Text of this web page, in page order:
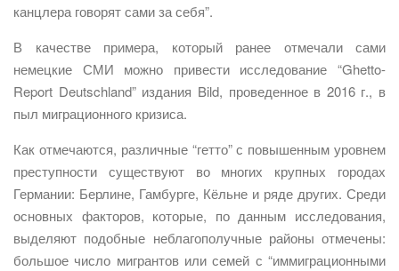
канцлера говорят сами за себя”.
В качестве примера, который ранее отмечали сами
немецкие СМИ можно привести исследование “Ghetto-
Report Deutschland” издания Bild, проведенное в 2016 г., в
пыл миграционного кризиса.
Как отмечаются, различные “гетто” с повышенным уровнем
преступности существуют во многих крупных городах
Германии: Берлине, Гамбурге, Кёльне и ряде других. Среди
основных факторов, которые, по данным исследования,
выделяют подобные неблагополучные районы отмечены:
большое число мигрантов или семей с “иммиграционными